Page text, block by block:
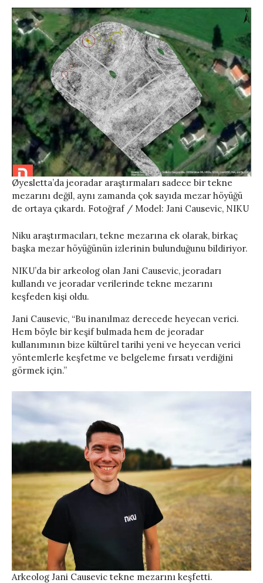
Øyesletta’da jeoradar araştırmaları sadece bir tekne
mezarını değil, aynı zamanda çok sayıda mezar höyüğü
de ortaya çıkardı. Fotoğraf / Model: Jani Causevic, NIKU
Niku araştırmacıları, tekne mezarına ek olarak, birkaç
başka mezar höyüğünün izlerinin bulunduğunu bildiriyor.
NIKU’da bir arkeolog olan Jani Causevic, jeoradarı
kullandı ve jeoradar verilerinde tekne mezarını
keşfeden kişi oldu.
Jani Causevic, “Bu inanılmaz derecede heyecan verici.
Hem böyle bir keşif bulmada hem de jeoradar
kullanımının bize kültürel tarihi yeni ve heyecan verici
yöntemlerle keşfetme ve belgeleme fırsatı verdiğini
görmek için.”
Arkeolog Jani Causevic tekne mezarını keşfetti.